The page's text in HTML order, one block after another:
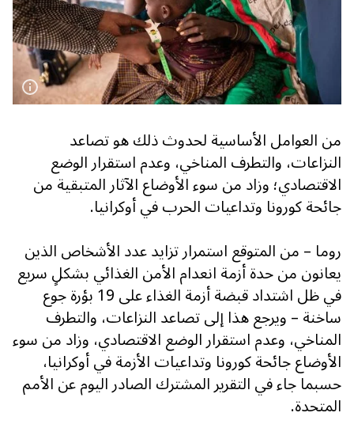
من العوامل الأساسية لحدوث ذلك هو تصاعد
النزاعات، والتطرف المناخي، وعدم استقرار الوضع
الاقتصادي؛ وزاد من سوء الأوضاع الآثار المتبقية من
جائحة كورونا وتداعيات الحرب في أوكرانيا.
روما – من المتوقع استمرار تزايد عدد الأشخاص الذين
يعانون من حدة أزمة انعدام الأمن الغذائي بشكلٍ سريع
في ظل اشتداد قبضة أزمة الغذاء على 19 بؤرة جوع
ساخنة – ويرجع هذا إلى تصاعد النزاعات، والتطرف
المناخي، وعدم استقرار الوضع الاقتصادي، وزاد من سوء
الأوضاع جائحة كورونا وتداعيات الأزمة في أوكرانيا،
حسبما جاء في التقرير المشترك الصادر اليوم عن الأمم
المتحدة.